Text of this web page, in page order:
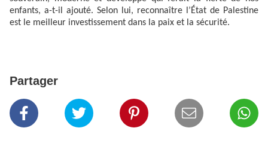
enfants, a-t-il ajouté. Selon lui, reconnaître l’État de Palestine
est le meilleur investissement dans la paix et la sécurité.
Partager